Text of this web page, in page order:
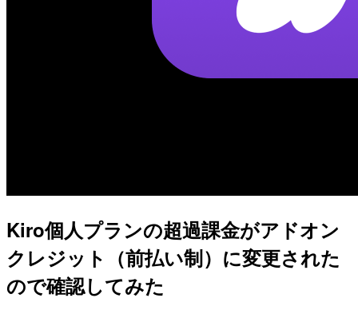
Kiro個人プランの超過課金がアドオン
クレジット（前払い制）に変更された
ので確認してみた